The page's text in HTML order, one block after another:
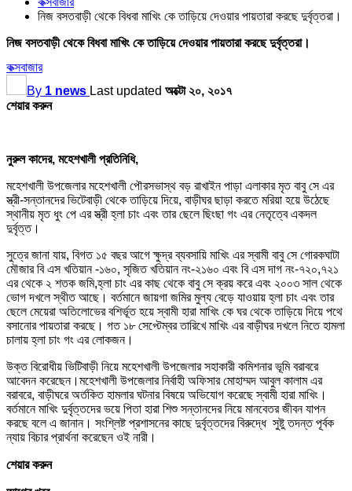
নিজ বসতবাড়ী থেকে বিধবা মাখিং কে তাড়িয়ে দেওয়ার পায়তারা করছে দুর্বৃত্তরা।
নিজ বসতবাড়ী থেকে বিধবা মাখিং কে তাড়িয়ে দেওয়ার পায়তারা করছে দুর্বৃত্তরা।
কক্সবাজার
By 1 news Last updated অক্টো ২০, ২০১৭
শেয়ার করুন
নুরুল কাদের, মহেশখালী প্রতিনিধি,
মহেশখালী উপজেলার মহেশখালী পৌরসভাস্থ বড় রাখাইন পাড়া এলাকার মৃত বাবু সে এর
স্ত্রী-সন্তানদের ভিটেবাড়ী থেকে তাড়িয়ে দিয়ে, বাড়ীঘর ছাড়া করতে মরিয়া হয়ে উঠেছে
স্থানীয় মৃত ধুং পে এর স্ত্রী হ্লা চাং এবং তার ছেলে ছিংছা গং এর নেতৃত্বে একদল
দুর্বৃত্ত।
সুত্রে জানা যায়, বিগত ১৫ বছর আগে ক্ষুদ্র ব্যবসায়ি মাখিং এর স্বামী বাবু সে গোরকঘাটা
মৌজার বি এস খতিয়ান -১৬০, সৃজিত খতিয়ান নং-২১৬০ এবং বি এস দাগ নং-৭২০,৭২১
এর থেকে ২ শতক জমি,হ্লা চাং এর কাছ থেকে বাবু সে ক্রয় করে এবং ২০০৩ সাল থেকে
ভোগ দখলে স্থীত আছে। বর্তমানে জায়গা জমির মুল্য বেড়ে যাওয়ায় হ্লা চাং এবং তার
ছেলে মেয়েরা অতিলোভের বশির্ভূত হয়ে স্বামী হারা মাখিং কে ঘর থেকে তাড়িয়ে দিয়ে পথে
বসানোর পায়তারা করছে। গত ১৮ সেপ্টেম্বর তারিখে মাখিং এর বাড়ীঘর দখলে নিতে হামলা
চালায় হ্লা চাং গং এর লোকজন।
উক্ত বিরোধীয় ভিটিবাড়ী নিয়ে মহেশখালী উপজেলার সহাকারী কমিশনার ভূমি বরাবরে
আবেদন করেছেন।মহেশখালী উপজেলার নির্বাহী অফিসার মোহাম্মদ আবুল কালাম এর
বরাবরে, বাড়ীঘরে অর্তকিত হামলার ঘটনার বিষয়ে অভিযোগ করেছে স্বামী হারা মাখিং।
বর্তমানে মাখিং দুর্বৃত্তদের ভয়ে পিতা হারা শিশু সন্তানদের নিয়ে মানবেতর জীবন যাপন
করছে বলে এ জানান। সংশ্লিষ্ট প্রশাসনের কাছে দুর্বৃত্তদের বিরুদ্ধে সুষ্টু তদন্ত পূর্বক
ন্যায় বিচার প্রার্থনা করেছেন ওই নারী।
শেয়ার করুন